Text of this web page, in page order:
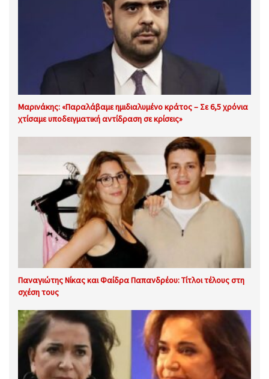
Μαρινάκης: «Παραλάβαμε ημιδιαλυμένο κράτος – Σε 6,5 χρόνια
χτίσαμε υποδειγματική αντίδραση σε κρίσεις»
Παναγιώτης Νίκας και Φαίδρα Παπανδρέου: Τίτλοι τέλους στη
σχέση τους